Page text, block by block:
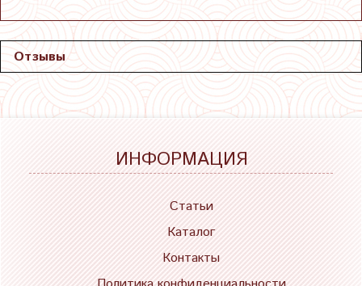
Отзывы
ИНФОРМАЦИЯ
Статьи
Каталог
Контакты